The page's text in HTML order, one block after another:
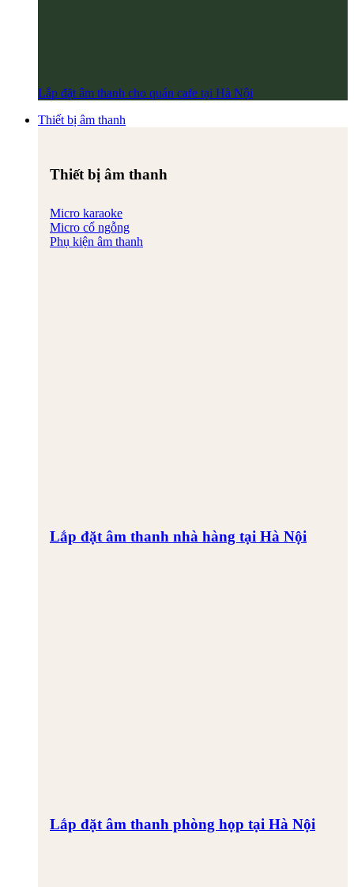
Lắp đặt âm thanh cho quán cafe tại Hà Nội
Thiết bị âm thanh
Thiết bị âm thanh
Micro karaoke
Micro cổ ngỗng
Phụ kiện âm thanh
Lắp đặt âm thanh nhà hàng tại Hà Nội
Lắp đặt âm thanh phòng họp tại Hà Nội